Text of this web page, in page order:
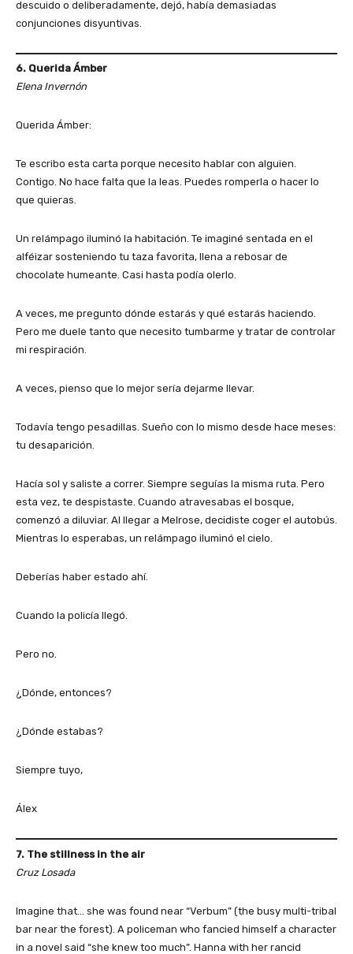
descuido o deliberadamente, dejó, había demasiadas
conjunciones disyuntivas.
6. Querida Ámber
Elena Invernón
Querida Ámber:
Te escribo esta carta porque necesito hablar con alguien.
Contigo. No hace falta que la leas. Puedes romperla o hacer lo
que quieras.
Un relámpago iluminó la habitación. Te imaginé sentada en el
alféizar sosteniendo tu taza favorita, llena a rebosar de
chocolate humeante. Casi hasta podía olerlo.
A veces, me pregunto dónde estarás y qué estarás haciendo.
Pero me duele tanto que necesito tumbarme y tratar de controlar
mi respiración.
A veces, pienso que lo mejor sería dejarme llevar.
Todavía tengo pesadillas. Sueño con lo mismo desde hace meses:
tu desaparición.
Hacía sol y saliste a correr. Siempre seguías la misma ruta. Pero
esta vez, te despistaste. Cuando atravesabas el bosque,
comenzó a diluviar. Al llegar a Melrose, decidiste coger el autobús.
Mientras lo esperabas, un relámpago iluminó el cielo.
Deberías haber estado ahí.
Cuando la policía llegó.
Pero no.
¿Dónde, entonces?
¿Dónde estabas?
Siempre tuyo,
Álex
7. The stillness in the air
Cruz Losada
Imagine that… she was found near “Verbum” (the busy multi-tribal
bar near the forest). A policeman who fancied himself a character
in a novel said “she knew too much”. Hanna with her rancid